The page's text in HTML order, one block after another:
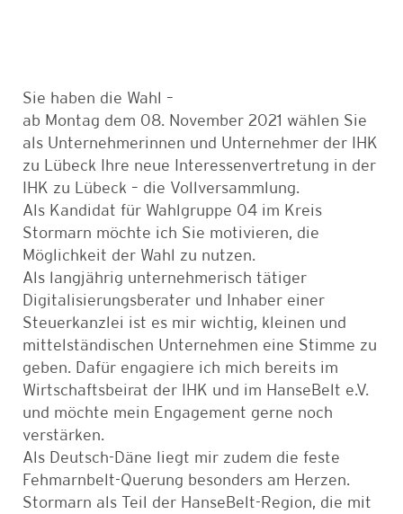
Sie haben die Wahl –
ab Montag dem 08. November 2021 wählen Sie
als Unternehmerinnen und Unternehmer der IHK
zu Lübeck Ihre neue Interessenvertretung in der
IHK zu Lübeck – die Vollversammlung.
Als Kandidat für Wahlgruppe 04 im Kreis
Stormarn möchte ich Sie motivieren, die
Möglichkeit der Wahl zu nutzen.
Als langjährig unternehmerisch tätiger
Digitalisierungsberater und Inhaber einer
Steuerkanzlei ist es mir wichtig, kleinen und
mittelständischen Unternehmen eine Stimme zu
geben. Dafür engagiere ich mich bereits im
Wirtschaftsbeirat der IHK und im HanseBelt e.V.
und möchte mein Engagement gerne noch
verstärken.
Als Deutsch-Däne liegt mir zudem die feste
Fehmarnbelt-Querung besonders am Herzen.
Stormarn als Teil der HanseBelt-Region, die mit